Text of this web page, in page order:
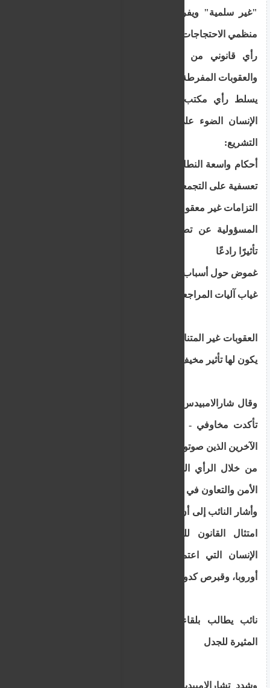
"غير سلمية" ويفرض متطلبات إخطار صارمة على
منظمي الاحتجاجات .
والعقوبات المفرطة
يسلط رأي مكتب المؤسسات الديمقراطية وحقوق
الإنسان الضوء على العديد من العيوب الحرجة في
التشريع:
أحكام واسعة النطاق بشكل مفرط تسمح بفرض قيود
تعسفية على التجمعات
التزامات غير معقولة على المنظمين الذين قد يتحملون
المسؤولية عن تصرفات الطرف الثالث، مما يخلق
تأثيرًا رادعًا
غموض حول أسباب فرض القيود أو فض التجمعات
غياب آليات المراجعة القضائية للقرارات المطعون فيها
العقوبات غير المتناسبة، بما في ذلك السجن، والتي قد
يكون لها تأثير مخيف على المشاركة الديمقراطية
وقال شارالامبيدس عند نشر النص الكامل علنًا: "لقد
تأكدت مخاوفي - وكذلك مخاوف العديد من الزملاء
الآخرين الذين صوتوا ضد مشروع القانون - بشكل كامل
من خلال الرأي القانوني الذي أصدره خبراء منظمة
الأمن والتعاون في أوروبا بشأن هذا المشروع".
وأشار النائب إلى أن الرأي القانوني "يقدم تقييماً لمدى
امتثال القانون للمعايير الدولية والتزامات حقوق
الإنسان التي اعتمدتها منظمة الأمن والتعاون في
أوروبا، وقبرص كدولة عضو ملزمة بالامتثال".
نائب يطالب بلقاء وزير العدل لتعديل التشريعات
المثيرة للجدل
وشدد تشارالامبيديس على الأهمية الأساسية لحقوق